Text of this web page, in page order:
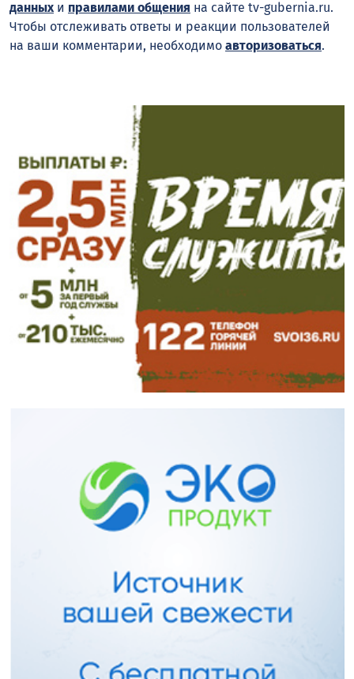
данныхи правилами общения на сайте tv-gubernia.ru.
Чтобы отслеживать ответы и реакции пользователей
на ваши комментарии, необходимо авторизоваться.